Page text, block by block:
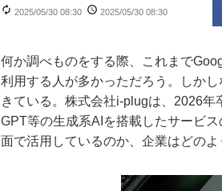
2025/05/30 08:30 2025/05/30 08:30
何か調べものをする際、これまで
利用する人が多かっただろう。しか
きている。株式会社i-plugは、2026
GPT等の生成系AIを搭載したサービ
面で活用しているのか、企業はどの